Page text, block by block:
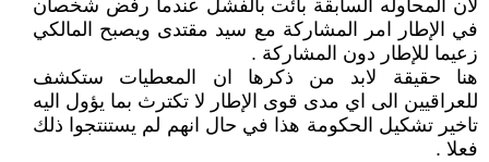
لأن المحاوله السابقة بائت بالفشل عندما رفض شخصان
في الإطار امر المشاركة مع سيد مقتدى ويصبح المالكي
زعيما للإطار دون المشاركة .
هنا حقيقة لابد من ذكرها ان المعطيات ستكشف
للعراقيين الى اي مدى قوى الإطار لا تكترث بما يؤول اليه
تاخير تشكيل الحكومة هذا في حال انهم لم يستنتجوا ذلك
فعلا .